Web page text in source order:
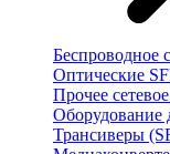
Беспроводное
Оптические
Прочее
Оборудование
Трансиверы